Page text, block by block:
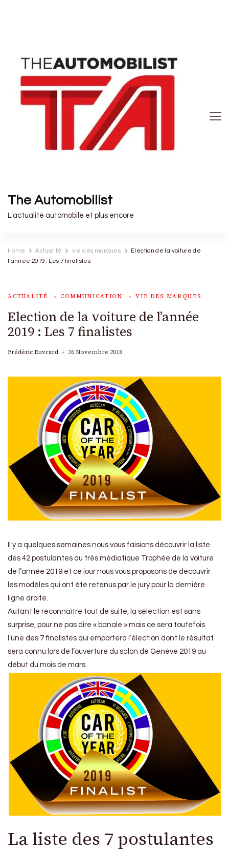
The Automobilist
L'actualité automobile et plus encore
Home Actualité vie des marques
Election de la voiture de
l’année 2019 : Les 7 finalistes
ACTUALITÉ COMMUNICATION VIE DES MARQUES
Election de la voiture de l’année
2019 : Les 7 finalistes
Frédéric Euvrard 26 Novembre 2018
Il y a quelques semaines nous vous faisions découvrir la liste
des 42 postulantes au très médiatique Trophée de la voiture
de l’année 2019 et ce jour nous vous proposons de découvrir
les modèles qui ont été retenus par le jury pour la dernière
ligne droite.
Autant le reconnaître tout de suite, la sélection est sans
surprise, pour ne pas dire « banale » mais ce sera toutefois
l’une des 7 finalistes qui emportera l’élection dont le résultat
sera connu lors de l’ouverture du salon de Genève 2019 au
début du mois de mars.
La liste des 7 postulantes